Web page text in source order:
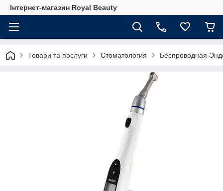
Інтернет-магазин Royal Beauty
Товари та послуги Стоматология Беспроводная